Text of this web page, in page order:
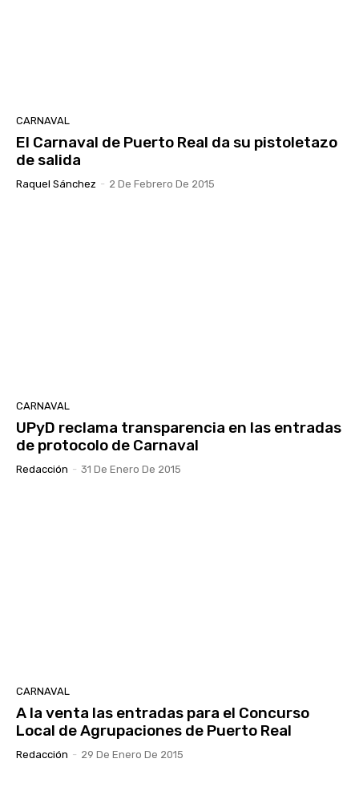
CARNAVAL
El Carnaval de Puerto Real da su pistoletazo
de salida
Raquel Sánchez - 2 De Febrero De 2015
CARNAVAL
UPyD reclama transparencia en las entradas
de protocolo de Carnaval
Redacción - 31 De Enero De 2015
CARNAVAL
A la venta las entradas para el Concurso
Local de Agrupaciones de Puerto Real
Redacción - 29 De Enero De 2015